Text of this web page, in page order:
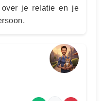
je relatie en je